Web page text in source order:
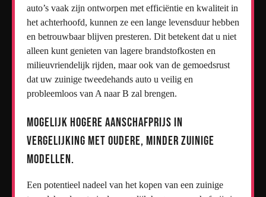
auto’s vaak zijn ontworpen met efficiëntie en kwaliteit in
het achterhoofd, kunnen ze een lange levensduur hebben
en betrouwbaar blijven presteren. Dit betekent dat u niet
alleen kunt genieten van lagere brandstofkosten en
milieuvriendelijk rijden, maar ook van de gemoedsrust
dat uw zuinige tweedehands auto u veilig en
probleemloos van A naar B zal brengen.
Mogelijk hogere aanschafprijs in
vergelijking met oudere, minder zuinige
modellen.
Een potentieel nadeel van het kopen van een zuinige